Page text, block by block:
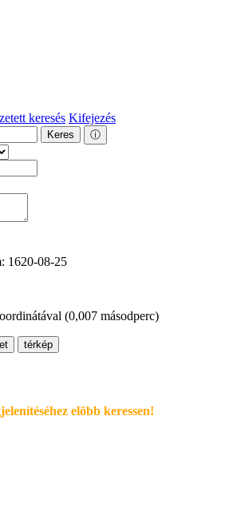
keresés Kifejezés
Keres ⓘ
1620-08-25
(0,007 másodperc)
térkép
elöbb keressen!